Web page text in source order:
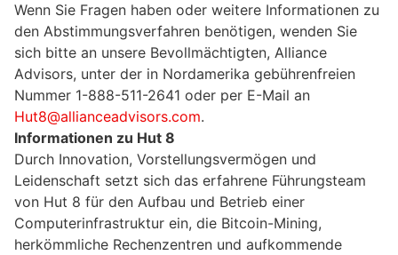
Wenn Sie Fragen haben oder weitere Informationen zu
den Abstimmungsverfahren benötigen, wenden Sie
sich bitte an unsere Bevollmächtigten, Alliance
Advisors, unter der in Nordamerika gebührenfreien
Nummer 1-888-511-2641 oder per E-Mail an
Hut8@allianceadvisors.com.
Informationen zu Hut 8
Durch Innovation, Vorstellungsvermögen und
Leidenschaft setzt sich das erfahrene Führungsteam
von Hut 8 für den Aufbau und Betrieb einer
Computerinfrastruktur ein, die Bitcoin-Mining,
herkömmliche Rechenzentren und aufkommende